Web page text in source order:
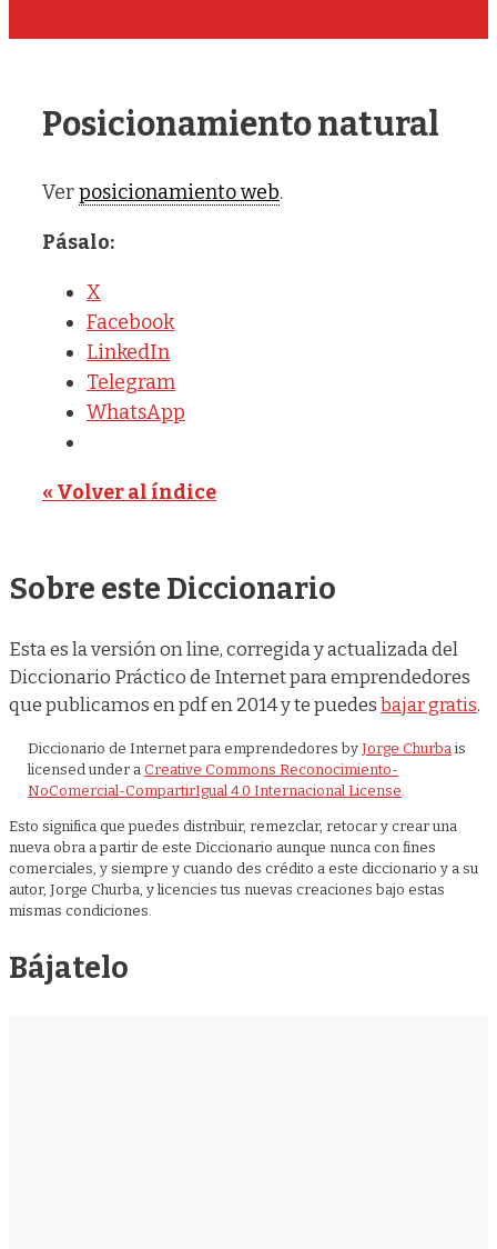
Posicionamiento natural
Verposicionamiento web.
Pásalo:
X
Facebook
LinkedIn
Telegram
WhatsApp
« Volver al índice
Sobre este Diccionario
Esta es la versión on line, corregida y actualizada del
Diccionario Práctico de Internet para emprendedores
que publicamos en pdf en 2014 y te puedesbajar gratis.
Diccionario de Internet para emprendedores by Jorge Churba is
licensed under a Creative Commons Reconocimiento-
NoComercial-CompartirIgual 4.0 Internacional License
Esto significa que puedes distribuir, remezclar, retocar y crear una
nueva obra a partir de este Diccionario aunque nunca con fines
comerciales, y siempre y cuando des crédito a este diccionario y a su
autor, Jorge Churba, y licencies tus nuevas creaciones bajo estas
mismas condiciones.
Bájatelo